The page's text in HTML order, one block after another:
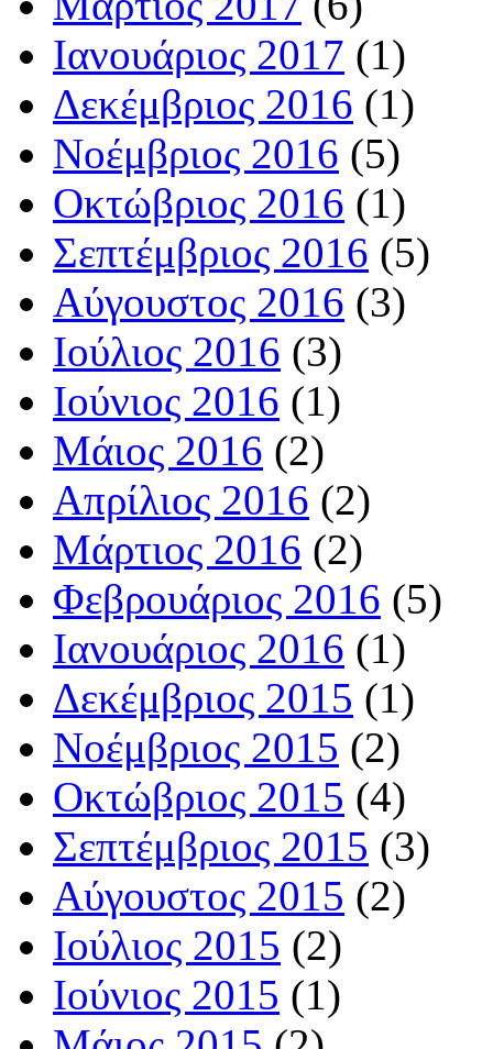
Ιανουάριος 2017 (1)
Δεκέμβριος 2016 (1)
Νοέμβριος 2016 (5)
Οκτώβριος 2016 (1)
Σεπτέμβριος 2016 (5)
Αύγουστος 2016 (3)
Ιούλιος 2016 (3)
Ιούνιος 2016 (1)
Μάιος 2016 (2)
Απρίλιος 2016 (2)
Μάρτιος 2016 (2)
Φεβρουάριος 2016 (5)
Ιανουάριος 2016 (1)
Δεκέμβριος 2015 (1)
Νοέμβριος 2015 (2)
Οκτώβριος 2015 (4)
Σεπτέμβριος 2015 (3)
Αύγουστος 2015 (2)
Ιούλιος 2015 (2)
Ιούνιος 2015 (1)